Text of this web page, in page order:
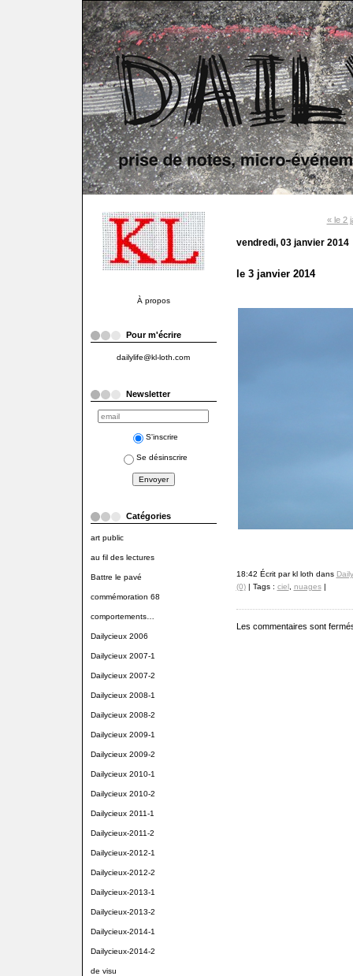
À propos
Pour m'écrire
dailylife@kl-loth.com
Newsletter
S'inscrire
Se désinscrire
Catégories
art public
au fil des lectures
Battre le pavé
commémoration 68
comportements…
Dailycieux 2006
Dailycieux 2007-1
Dailycieux 2007-2
Dailycieux 2008-1
Dailycieux 2008-2
Dailycieux 2009-1
Dailycieux 2009-2
Dailycieux 2010-1
Dailycieux 2010-2
Dailycieux 2011-1
Dailycieux-2011-2
Dailycieux-2012-1
Dailycieux-2012-2
Dailycieux-2013-1
Dailycieux-2013-2
Dailycieux-2014-1
Dailycieux-2014-2
de visu
« le 2
vendredi, 03 janvier 2014
le 3 janvier 2014
18:42 Écrit par kl loth dans
(0)| Tags : ciel , nuages|
Les commentaires sont